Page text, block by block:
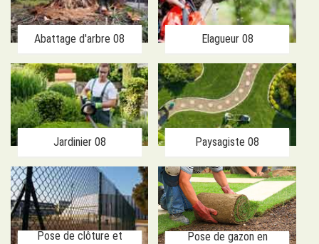
Abattage d'arbre 08 Elagueur 08
Jardinier 08 Paysagiste 08
Pose de clôture et
Pose de gazon en